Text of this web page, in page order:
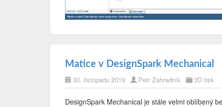
Matice v DesignSpark Mechanical
30. listopadu 2019 Petr Zahradník 3D tisk
DesignSpark Mechanical je stále velmi oblíbený